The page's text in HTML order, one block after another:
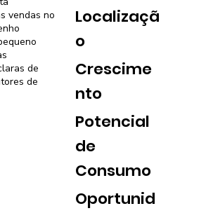
vendas no
de
de
Localizaçã
o
Crescime
nto
Potencial
de
Consumo
Oportunid